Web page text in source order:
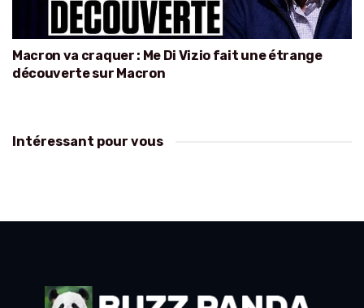
Macron va craquer : Me Di Vizio fait une étrange
découverte sur Macron
Intéressant pour vous